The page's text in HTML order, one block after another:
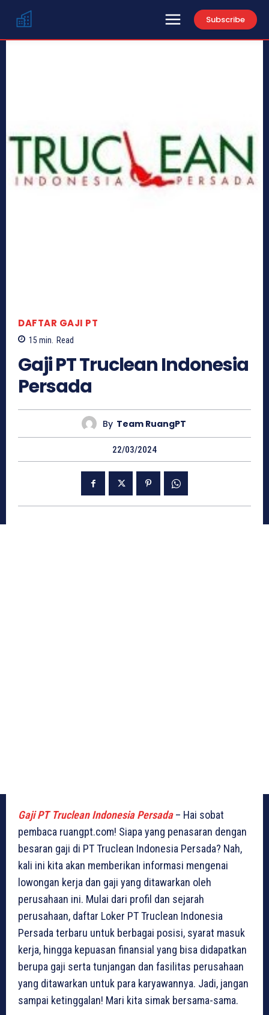
Subscribe
DAFTAR GAJI PT
15 min. Read
Gaji PT Truclean Indonesia
Persada
By Team RuangPT
22/03/2024
Gaji PT Truclean Indonesia Persada– Hai sobat
pembaca ruangpt.com! Siapa yang penasaran dengan
besaran gaji di PT Truclean Indonesia Persada? Nah,
kali ini kita akan memberikan informasi mengenai
lowongan kerja dan gaji yang ditawarkan oleh
perusahaan ini. Mulai dari profil dan sejarah
perusahaan, daftar Loker PT Truclean Indonesia
Persada terbaru untuk berbagai posisi, syarat masuk
kerja, hingga kepuasan finansial yang bisa didapatkan
berupa gaji serta tunjangan dan fasilitas perusahaan
yang ditawarkan untuk para karyawannya. Jadi, jangan
sampai ketinggalan! Mari kita simak bersama-sama.